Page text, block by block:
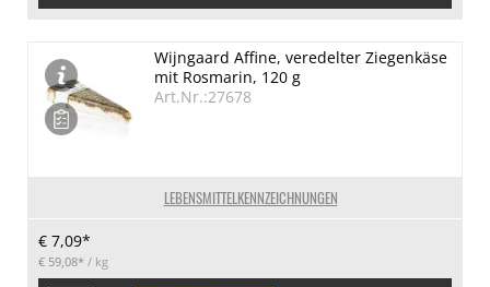
LEBENSMITTELKENNZEICHNUNGEN
Wijngaard Affine, veredelter Ziegenkäse
mit Rosmarin, 120 g
Art.Nr.:27678
€ 7,09*
€ 59,08* / kg